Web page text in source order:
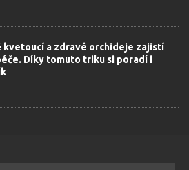
kvetoucí a zdravé orchideje zajistí
Díky tomuto triku si poradí i